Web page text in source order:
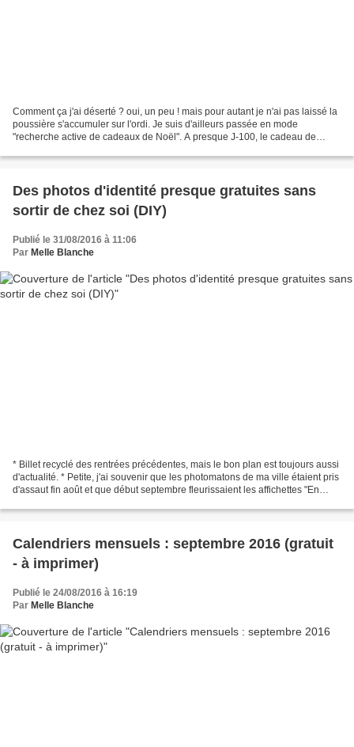
Comment ça j'ai déserté ? oui, un peu ! mais pour autant je n'ai pas laissé la
poussière s'accumuler sur l'ordi. Je suis d'ailleurs passée en mode
"recherche active de cadeaux de Noël". A presque J-100, le cadeau de
Des photos d'identité presque gratuites sans
sortir de chez soi (DIY)
Publié le 31/08/2016 à 11:06
Par Melle Blanche
* Billet recyclé des rentrées précédentes, mais le bon plan est toujours aussi
d'actualité. * Petite, j'ai souvenir que les photomatons de ma ville étaient pris
d'assaut fin août et que début septembre fleurissaient les affichettes "En
Calendriers mensuels : septembre 2016 (gratuit
- à imprimer)
Publié le 24/08/2016 à 16:19
Par Melle Blanche